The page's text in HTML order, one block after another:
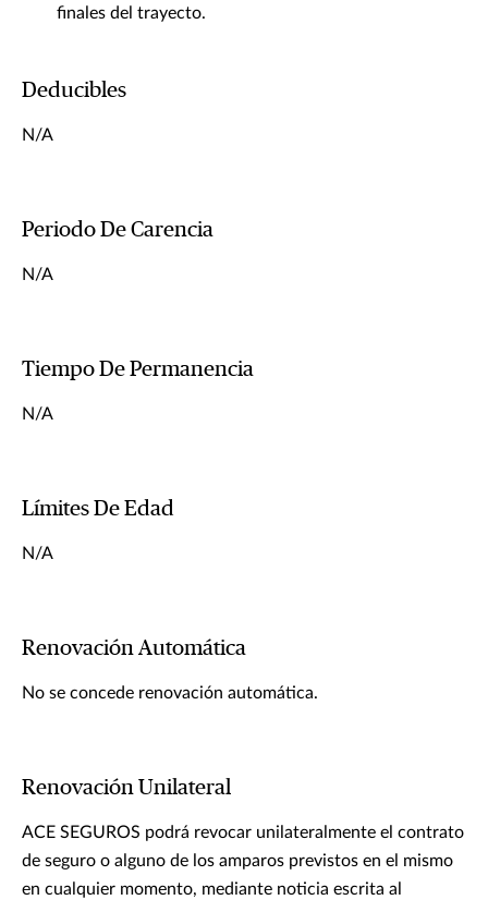
finales del trayecto.
Deducibles
N/A
Periodo De Carencia
N/A
Tiempo De Permanencia
N/A
Límites De Edad
N/A
Renovación Automática
No se concede renovación automática.
Renovación Unilateral
ACE SEGUROS podrá revocar unilateralmente el contrato
de seguro o alguno de los amparos previstos en el mismo
en cualquier momento, mediante noticia escrita al